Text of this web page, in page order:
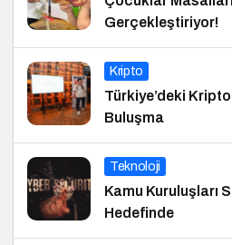
Gerçekleştiriyor!
Kripto
Türkiye’deki
Buluşma
Teknoloji
Kamu Kuruluşları
Hedefinde